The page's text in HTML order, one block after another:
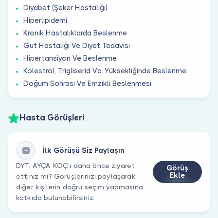
Diyabet (Şeker Hastalığı)
Hiperlipidemi
Kronik Hastalıklarda Beslenme
Gut Hastalığı Ve Diyet Tedavisi
Hipertansiyon Ve Beslenme
Kolestrol, Trigliserid Vb. Yüksekliğinde Beslenme
Doğum Sonrası Ve Emzikli Beslenmesi
Hasta Görüşleri
İlk Görüşü Siz Paylaşın
DYT. AYÇA KÖÇ’ı daha önce ziyaret
ettiniz mi? Görüşlerinizi paylaşarak
diğer kişilerin doğru seçim yapmasına
katkıda bulunabilirsiniz.
Görüş
Ekle